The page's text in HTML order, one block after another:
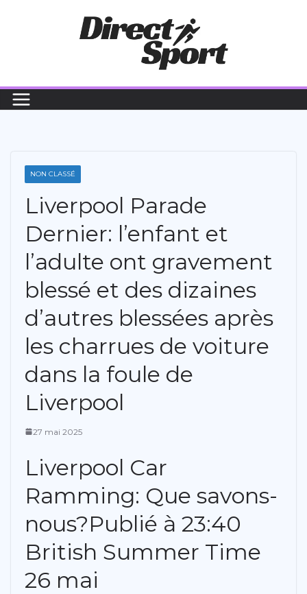
NON CLASSÉ
Liverpool Parade
Dernier: l’enfant et
l’adulte ont gravement
blessé et des dizaines
d’autres blessées après
les charrues de voiture
dans la foule de
Liverpool
27 mai 2025
Liverpool Car
Ramming: Que savons-
nous?Publié à 23:40
British Summer Time
26 mai